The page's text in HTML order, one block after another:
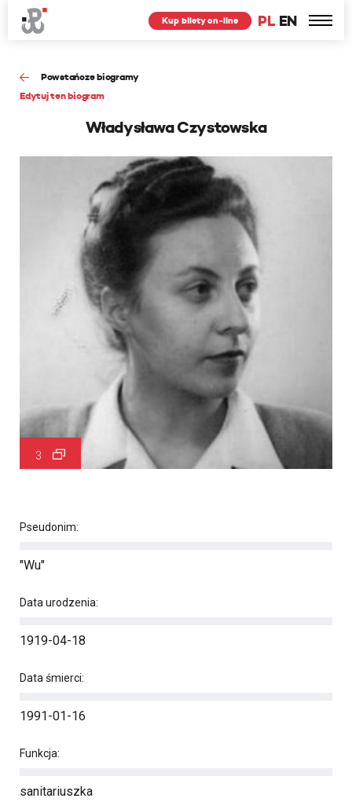
PL EN
Kup bilety on-line
Powstańcze biogramy
Edytuj ten biogram
Władysława Czystowska
3
Pseudonim:
"Wu"
Data urodzenia:
1919-04-18
Data śmierci:
1991-01-16
Funkcja:
sanitariuszka